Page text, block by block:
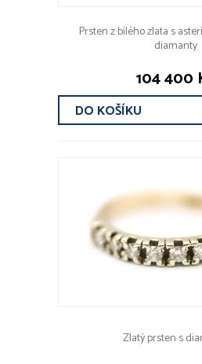
Prsten z bílého zlata s
diamanty
104 400
DO KOŠÍKU
Zlatý prsten s